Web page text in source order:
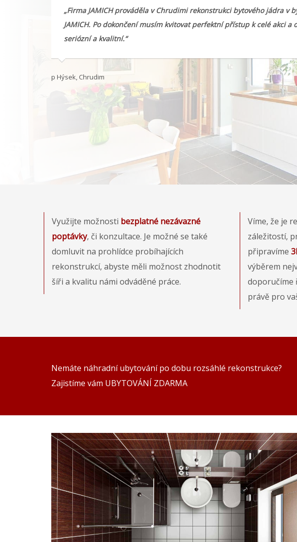
„Firma JAMICH prováděla v Chrudimi rekonstrukci bytového jádra
JAMICH. Po dokončení musím kvitovat perfektní přístup k celé akci
seriózní a kvalitní.“
p Hýsek, Chrudim
Využijte možnosti bezplatné nezávazné
poptávky, či konzultace. Je možné se také
domluvit na prohlídce probíhajících
rekonstrukcí, abyste měli možnost zhodnotit
šíři a kvalitu námi odváděné práce.
Víme, že je
záležitostí,
připravíme
výběrem
doporučíme
právě pro
Nemáte náhradní ubytování po dobu rozsáhlé rekonstrukce?
Zajistíme vám UBYTOVÁNÍ ZDARMA